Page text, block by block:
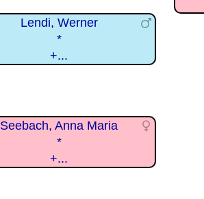
Lendi, Werner
*
+...
Seebach, Anna Maria
*
+...